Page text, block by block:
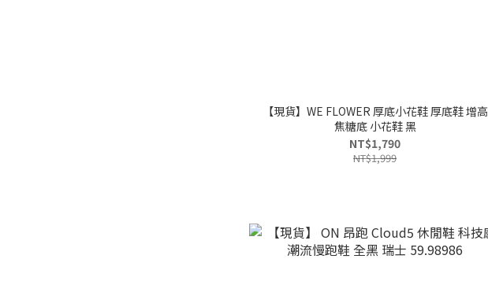
【現貨】WE FLOWER 厚底小花鞋 厚底鞋 增高
焦糖底 小花鞋 黑
NT$1,790
NT$1,999